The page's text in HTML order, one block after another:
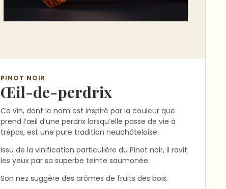
PINOT NOIR
Œil-de-perdrix
Ce vin, dont le nom est inspiré par la couleur que
prend l’œil d’une perdrix lorsqu’elle passe de vie à
trépas, est une pure tradition neuchâteloise.
Issu de la vinification particulière du Pinot noir, il ravit
les yeux par sa superbe teinte saumonée.
Son nez suggère des arômes de fruits des bois.